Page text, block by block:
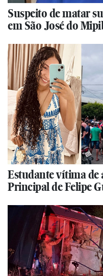
Suspeito de matar
em São José do
Estudante vítima de
Principal de Felipe